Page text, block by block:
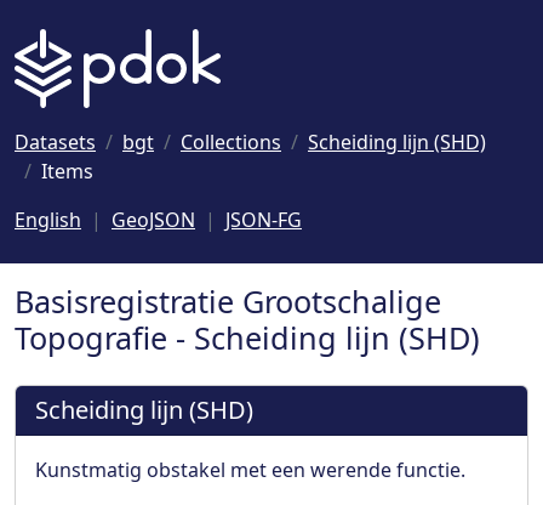
Datasets bgt Collections
Scheiding lijn (SHD)
Items
English
GeoJSON JSON-FG
Basisregistratie Grootschalige
Topografie - Scheiding lijn (SHD)
Scheiding lijn (SHD)
Kunstmatig obstakel met een werende functie.